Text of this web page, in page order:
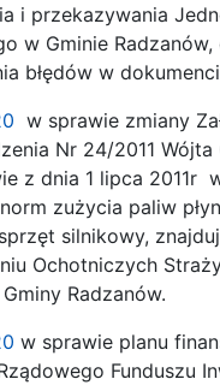
i przekazywania
w Gminie
błędów w
w sprawie zmiany
Nr 24/2011
z dnia 1 lipca 2011r
zużycia paliw
silnikowy,
Ochotniczych
Radzanów.
w sprawie planu
Funduszu